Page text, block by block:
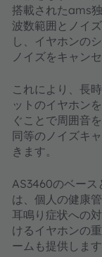
搭載されたams
波数範囲とノイ
し、イヤホンの
ノイズをキャン
これにより、長
ットのイヤホン
ぐことで周囲音
同等のノイズキ
きます。
AS3460のベース
は、個人の健康
耳鳴り症状への
けるイヤホンの
ームも提供します